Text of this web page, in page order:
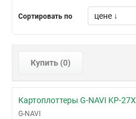
Сортировать по
Купить (0)
Картоплоттеры G-NAVI KP-27X
G-NAVI